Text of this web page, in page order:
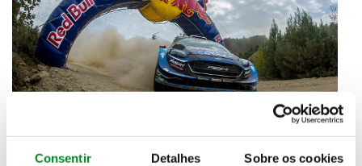
Consentir Detalhes Sobre os cookies